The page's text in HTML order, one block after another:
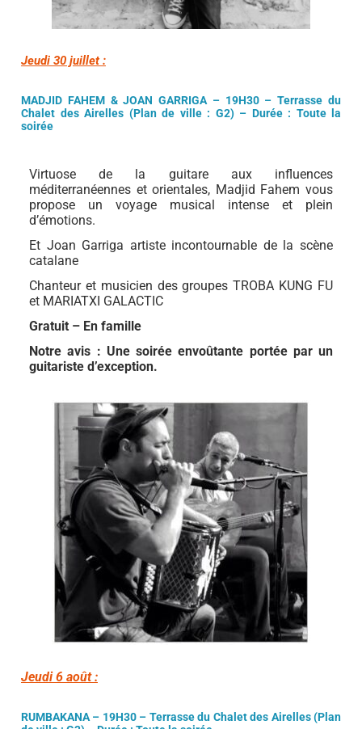
Jeudi 30 juillet :
MADJID FAHEM & JOAN GARRIGA – 19H30 – Terrasse du
Chalet des Airelles (Plan de ville : G2) – Durée : Toute la
soirée
Virtuose de la guitare aux influences
méditerranéennes et orientales, Madjid Fahem vous
propose un voyage musical intense et plein
d’émotions.
Et Joan Garriga artiste incontournable de la scène
catalane
Chanteur et musicien des groupes TROBA KUNG FU
et MARIATXI GALACTIC
Gratuit – En famille
Notre avis : Une soirée envoûtante portée par un
guitariste d’exception.
Jeudi 6 août :
RUMBAKANA – 19H30 – Terrasse du Chalet des Airelles(Plan